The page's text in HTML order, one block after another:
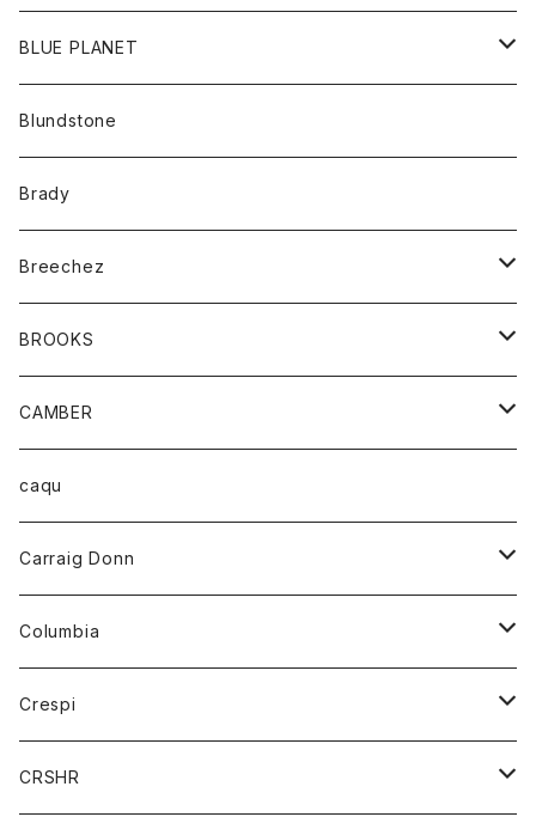
パンツ
アウター
カーディガン
コート
アクセサリー
バッグ
ベルト
キッズ
Tシャツ
グッズ
アンダーウェアー
カードホルダー
チーフ
バンダナ
トップス
カーディガン
ボトム
オーバーオール
ショートパンツ
レディース
オーバーオール
カーディガン
BLUE PLANET
サングラス
Blundstone
Brady
Breechez
シャツ
BROOKS
グッズ
靴
CAMBER
トップス
ハーフスリーブTシャツ
caqu
Carraig Donn
ニット
Columbia
アウター
ジャケット
Crespi
ジャケット
CRSHR